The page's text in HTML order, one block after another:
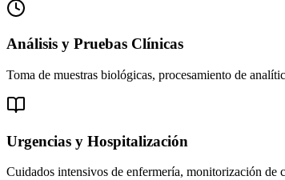
Análisis y Pruebas Clínicas
Toma de muestras biológicas, procesamiento de
Urgencias y Hospitalización
Cuidados intensivos de enfermería, monitorización de